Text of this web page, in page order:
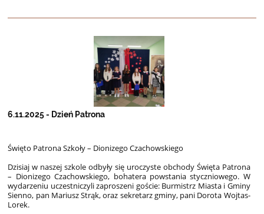
6.11.2025 - Dzień Patrona
Święto Patrona Szkoły – Dionizego Czachowskiego
Dzisiaj w naszej szkole odbyły się uroczyste obchody Święta Patrona
– Dionizego Czachowskiego, bohatera powstania styczniowego. W
wydarzeniu uczestniczyli zaproszeni goście: Burmistrz Miasta i Gminy
Sienno, pan Mariusz Strąk, oraz sekretarz gminy, pani Dorota Wojtas-
Lorek.